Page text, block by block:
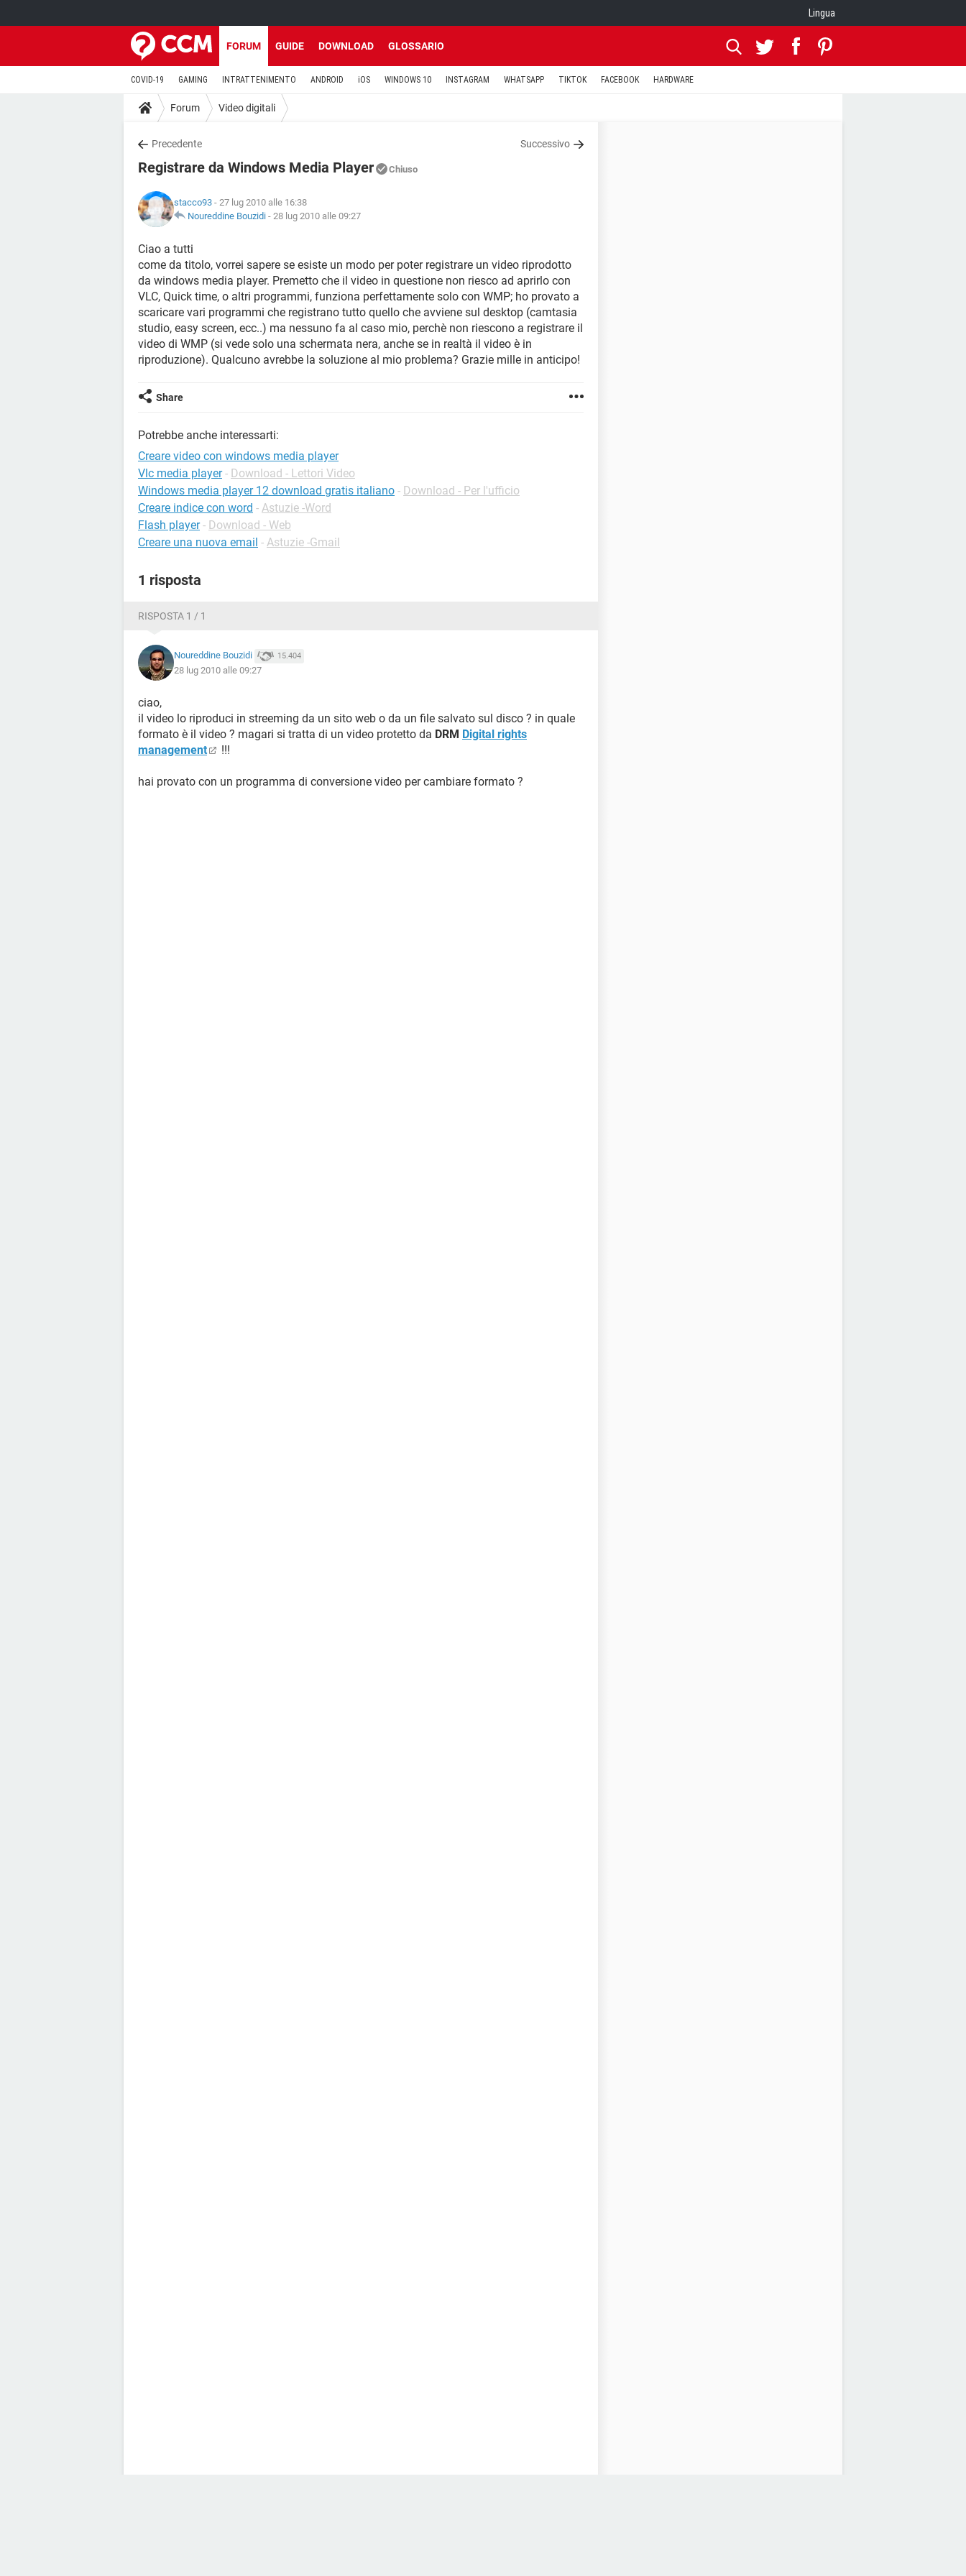
Lingua
FORUM GUIDE DOWNLOAD GLOSSARIO
COVID-19 GAMING INTRATTENIMENTO ANDROID iOS WINDOWS 10 INSTAGRAM WHATSAPP TIKTOK FACEBOOK HARDWARE
Forum Video digitali
Precedente Successivo
Registrare da Windows Media Player Chiuso
stacco93 - 27 lug 2010 alle 16:38
Noureddine Bouzidi - 28 lug 2010 alle 09:27
Ciao a tutti
come da titolo, vorrei sapere se esiste un modo per poter registrare un video riprodotto
da windows media player. Premetto che il video in questione non riesco ad aprirlo con
VLC, Quick time, o altri programmi, funziona perfettamente solo con WMP; ho provato a
scaricare vari programmi che registrano tutto quello che avviene sul desktop (camtasia
studio, easy screen, ecc..) ma nessuno fa al caso mio, perchè non riescono a registrare il
video di WMP (si vede solo una schermata nera, anche se in realtà il video è in
riproduzione). Qualcuno avrebbe la soluzione al mio problema? Grazie mille in anticipo!
Share
Potrebbe anche interessarti:
Creare video con windows media player
Vlc media player - Download - Lettori Video
Windows media player 12 download gratis italiano - Download - Per l'ufficio
Creare indice con word - Astuzie -Word
Flash player - Download - Web
Creare una nuova email - Astuzie -Gmail
1 risposta
RISPOSTA 1 / 1
Noureddine Bouzidi 15.404
28 lug 2010 alle 09:27
ciao,
il video lo riproduci in streeming da un sito web o da un file salvato sul disco ? in quale
formato è il video ? magari si tratta di un video protetto da DRM Digital rights
management
!!!
hai provato con un programma di conversione video per cambiare formato ?